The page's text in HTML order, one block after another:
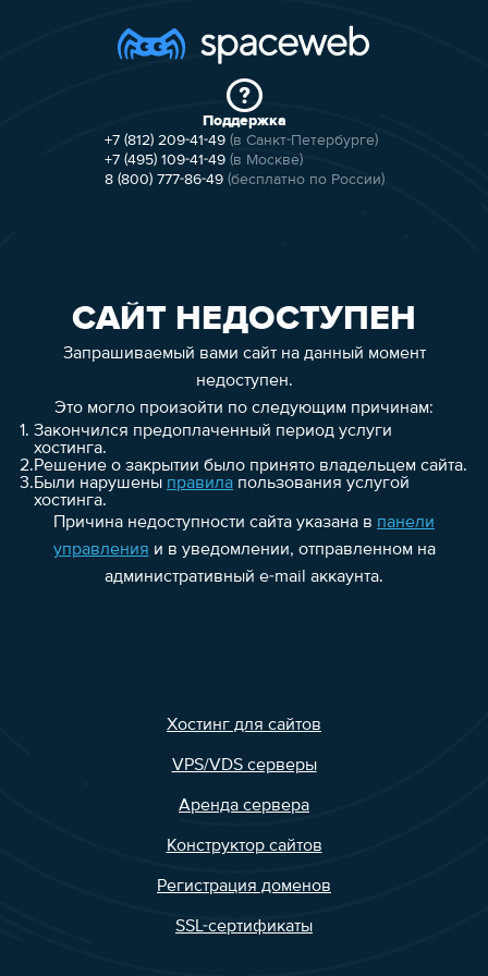
Поддержка
+7 (812) 209-41-49 (в Санкт-Петербурге)
+7 (495) 109-41-49 (в Москве)
8 (800) 777-86-49 (бесплатно по России)
САЙТ НЕДОСТУПЕН
Запрашиваемый вами сайт на данный момент
недоступен.
Это могло произойти по следующим причинам:
1. Закончился предоплаченный период услуги
хостинга.
2.Решение о закрытии было принято владельцем сайта.
3.Были нарушены правилапользования услугой
хостинга.
Причина недоступности сайта указана в панели
управления и в уведомлении, отправленном на
административный e-mail аккаунта.
Хостинг для сайтов
VPS/VDS серверы
Аренда сервера
Конструктор сайтов
Регистрация доменов
SSL-сертификаты